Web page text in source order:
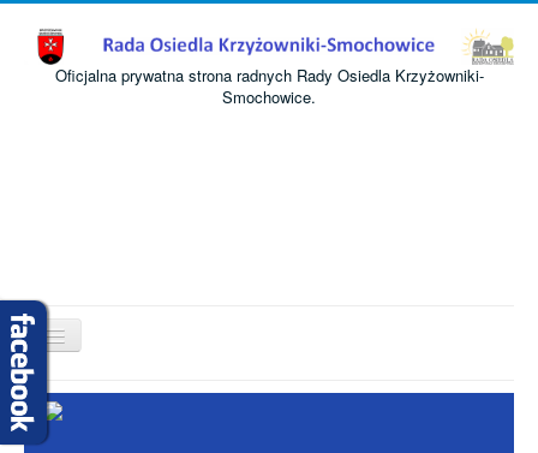
Oficjalna prywatna strona radnych Rady Osiedla Krzyżowniki-
Smochowice.
Przełącz
nawigację
Start
O nas